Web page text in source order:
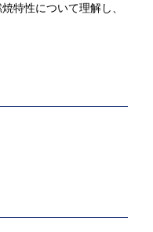
特性について理解し、